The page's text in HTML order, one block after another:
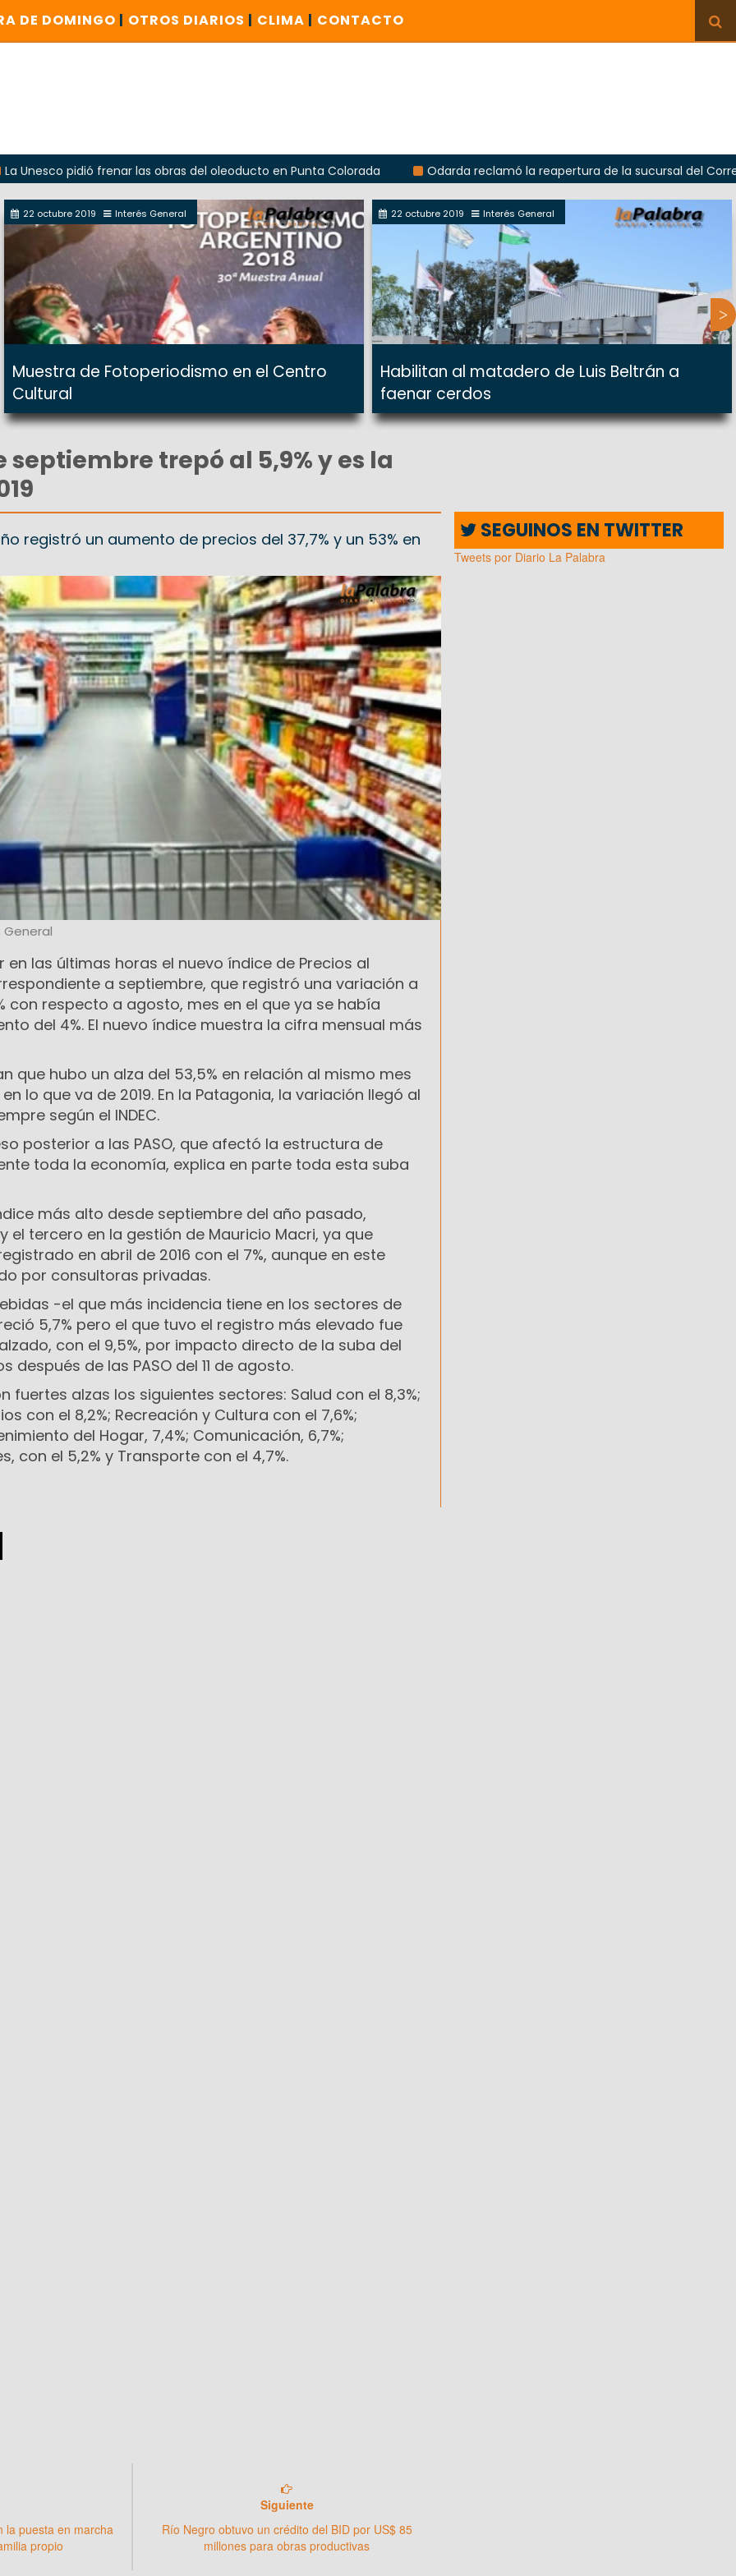
DE DOMINGO | OTROS DIARIOS | CLIMA | CONTACTO
pidió frenar las obras del oleoducto en Punta Colorada
Odarda reclamó la reapertura de la sucursal del Correo
22 octubre 2019 Interés General
Muestra de Fotoperiodismo en el Centro
Cultural
22 octubre 2019 Interés General
Habilitan al matadero de Luis Beltrán a
faenar cerdos
septiembre trepó al 5,9% y es la
registró un aumento de precios del 37,7% y un 53% en
en las últimas horas el nuevo índice de Precios al
a septiembre, que registró una variación a
con respecto a agosto, mes en el que ya se había
del 4%. El nuevo índice muestra la cifra mensual más
que hubo un alza del 53,5% en relación al mismo mes
en lo que va de 2019. En la Patagonia, la variación llegó al
según el INDEC.
posterior a las PASO, que afectó la estructura de
toda la economía, explica en parte toda esta suba
más alto desde septiembre del año pasado,
el tercero en la gestión de Mauricio Macri, ya que
en abril de 2016 con el 7%, aunque en este
por consultoras privadas.
-el que más incidencia tiene en los sectores de
5,7% pero el que tuvo el registro más elevado fue
con el 9,5%, por impacto directo de la suba del
después de las PASO del 11 de agosto.
fuertes alzas los siguientes sectores: Salud con el 8,3%;
con el 8,2%; Recreación y Cultura con el 7,6%;
del Hogar, 7,4%; Comunicación, 6,7%;
con el 5,2% y Transporte con el 4,7%.
la puesta en marcha
propio
Siguiente
Río Negro obtuvo un crédito del BID por US$ 85
millones para obras productivas
SEGUINOS EN TWITTER
Tweets por Diario La Palabra